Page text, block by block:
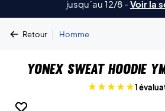
jusqu´au 12/8 -Voir la
Retour | Homme
Yonex Sweat Hoodie
1